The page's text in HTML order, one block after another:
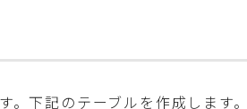
下記のテーブルを作成します。